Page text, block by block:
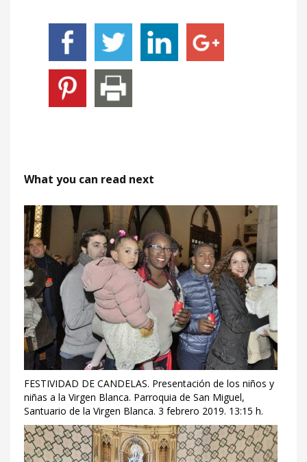
What you can read next
FESTIVIDAD DE CANDELAS. Presentación de los niños y
niñas a la Virgen Blanca. Parroquia de San Miguel,
Santuario de la Virgen Blanca. 3 febrero 2019. 13:15 h.